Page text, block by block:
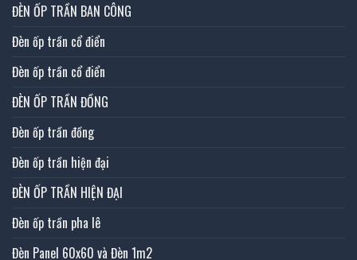
ĐÈN ỐP TRẦN BAN CÔNG
Đèn ốp trần cổ điển
Đèn ốp trần cổ điển
ĐÈN ỐP TRẦN ĐỒNG
Đèn ốp trần đồng
Đèn ốp trần hiện đại
ĐÈN ỐP TRẦN HIỆN ĐẠI
Đèn ốp trần pha lê
Đèn Panel 60x60 và Đèn 1m2